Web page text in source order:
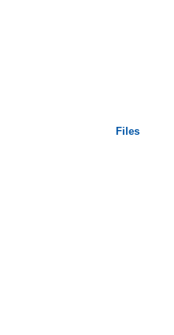
Files